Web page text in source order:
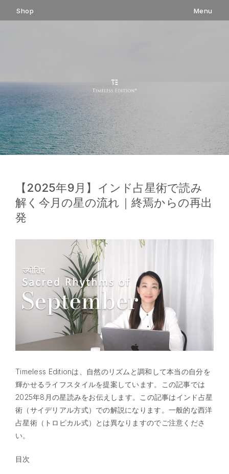
Shop Menu
ン
ス
キ
ッ
プ
【2025年9月】インド占星術で読み
解く今月の星の流れ｜終焉からの再出
発
Timeless Editionは、自然のリズムと調和して本当の自分を
輝かせるライフスタイルを提案しています。この記事では
2025年8月の星読みをお伝えします。この記事はインド占星
術（サイデリアル方式）での解説になります。一般的な西洋
占星術（トロピカル式）とは異なりますのでご注意くださ
い。
目次